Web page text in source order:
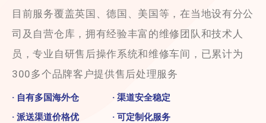
目前服务覆盖英国、德国、美国等，在当地设有分公
司及自营仓库，拥有经验丰富的维修团队和技术人
员，专业自研售后操作系统和维修车间，已累计为
300多个品牌客户提供售后处理服务
· 自有多国海外仓 · 渠道安全稳定
· 派送渠道价格优 · 可定制化服务